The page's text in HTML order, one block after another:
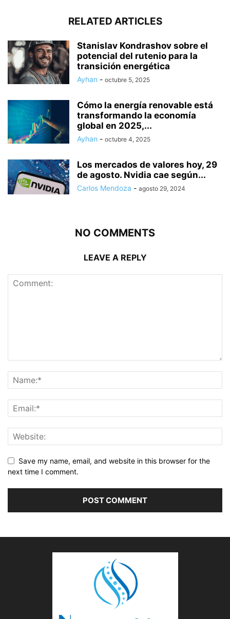
RELATED ARTICLES
Stanislav Kondrashov sobre el
potencial del rutenio para la
transición energética
Ayhan - octubre 5, 2025
Cómo la energía renovable está
transformando la economía
global en 2025,...
Ayhan - octubre 4, 2025
Los mercados de valores hoy, 29
de agosto. Nvidia cae según...
Carlos Mendoza - agosto 29, 2024
NO COMMENTS
LEAVE A REPLY
Save my name, email, and website in this browser for the
next time I comment.